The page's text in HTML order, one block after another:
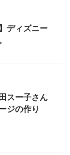
ディズニー
スー子さん
ジの作り